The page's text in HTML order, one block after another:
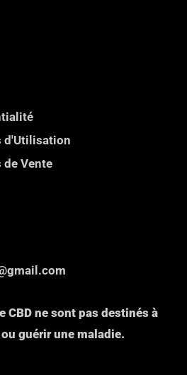
d'Utilisation
de Vente
CBD ne sont pas destinés à
guérir une maladie.